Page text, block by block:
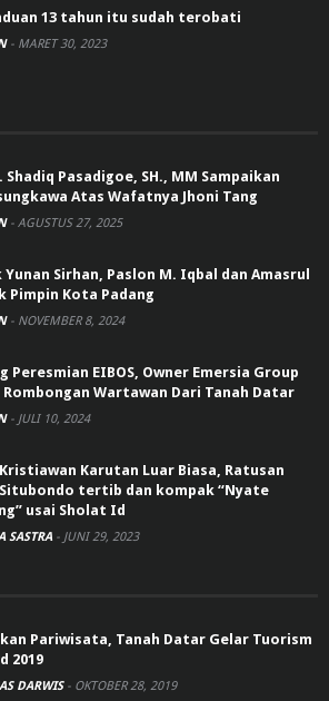
13 tahun itu sudah terobati
- MARET 30, 2023
Shadiq Pasadigoe, SH., MM Sampaikan
Atas Wafatnya Jhoni Tang
- AGUSTUS 27, 2025
Yunan Sirhan, Paslon M. Iqbal dan Amasrul
Pimpin Kota Padang
- NOVEMBER 8, 2024
Peresmian EIBOS, Owner Emersia Group
Rombongan Wartawan Dari Tanah Datar
- JULI 10, 2024
Karutan Luar Biasa, Ratusan
Situbondo tertib dan kompak “Nyate
usai Sholat Id
SASTRA - JUNI 29, 2023
Pariwisata, Tanah Datar Gelar Tuorism
2019
DARWIS - OKTOBER 28, 2019